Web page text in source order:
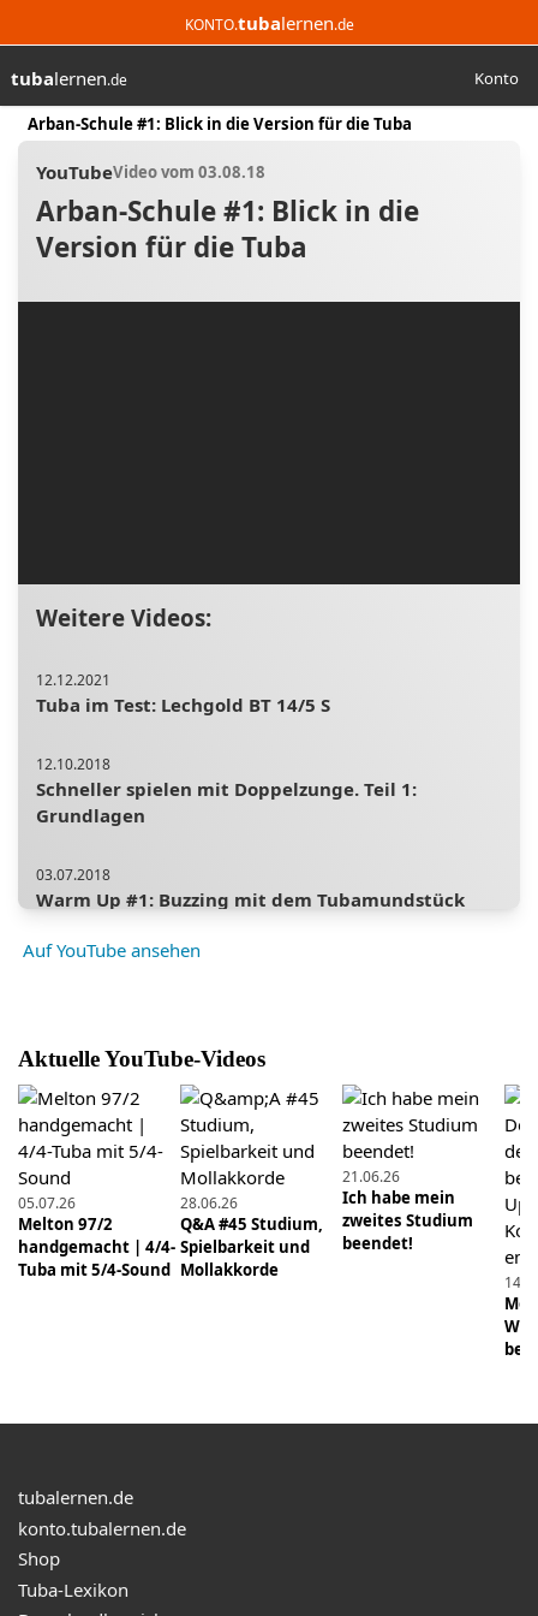
KONTO.tubalernen.de
tubalernen.de Suchen
Konto
Start
Arban-Schule #1: Blick in die Version für die Tuba
YouTubeVideo vom 03.08.18
Arban-Schule #1: Blick in die
Version für die Tuba
Weitere Videos:
12.12.2021
Tuba im Test: Lechgold BT 14/5 S
12.10.2018
Schneller spielen mit Doppelzunge. Teil 1:
Grundlagen
03.07.2018
Warm Up #1: Buzzing mit dem Tubamundstück
22.12.2019
27.06.2021
Vom Schreiner zum Solotubist - Daniel Ridder im
Interview (1/3)
02.06.2019
Wie funktioniert eine Tuba? Grifftabelle als PDF.
23.06.2019
Unbedingt vermeiden: 2 Fehler beim Erarbeiten
eines Stückes
Auf YouTube ansehen
Aktuelle YouTube-Videos
05.07.26
Melton 97/2
handgemacht | 4/4-
Tuba mit 5/4-Sound
28.06.26
Q&A #45 Studium,
Spielbarkeit und
Mollakkorde
21.06.26
Ich habe mein
zweites Studium
beendet!
tubalernen.de
konto.tubalernen.de
Shop
Tuba-Lexikon